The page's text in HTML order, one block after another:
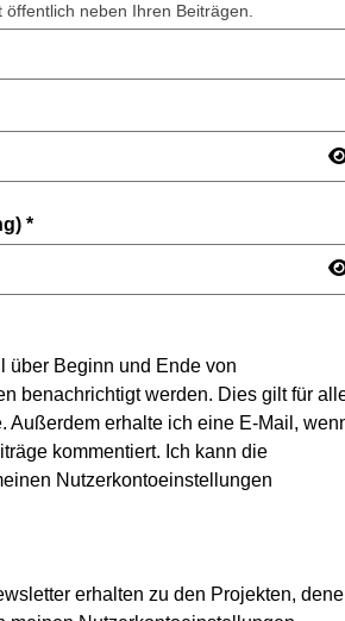
neben Ihren Beiträgen.
*
über Beginn und Ende von
benachrichtigt werden. Dies gilt für
Außerdem erhalte ich eine E-Mail,
kommentiert. Ich kann die
Nutzerkontoeinstellungen
erhalten zu den Projekten,